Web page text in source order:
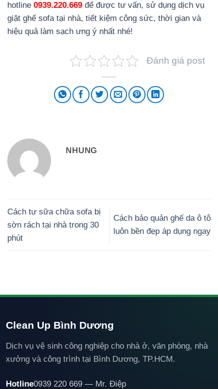
hotline 0939.220.669 để được tư vấn, sử dụng dịch vụ
giặt ghế sofa tại nhà, tiết kiệm công sức, thời gian và
hiệu quả làm sạch ưng ý nhất nhé!
Đánh giá post
NHUNG
Cách tự sữa chữa sofa bị
sờn rách tại nhà trong 30
phút
Cách bảo quản ghế da ô tô
luôn bền đẹp áp dụng ngay
Clean Up Bình Dương
Dịch vụ vệ sinh công nghiệp cho nhà ở, văn phòng, nhà
xưởng và công trình tại Bình Dương, TP.HCM.
Hotline0939 220 669 — Mr. Điệp